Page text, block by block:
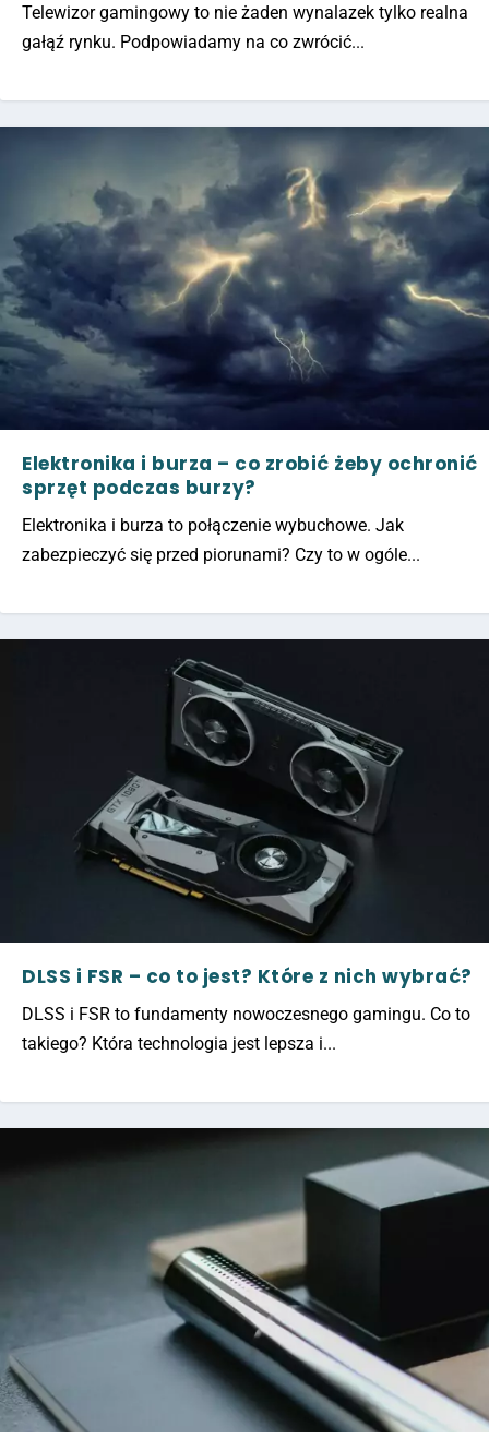
Telewizor gamingowy to nie żaden wynalazek tylko realna
gałąź rynku. Podpowiadamy na co zwrócić...
Elektronika i burza – co zrobić żeby ochronić
sprzęt podczas burzy?
Elektronika i burza to połączenie wybuchowe. Jak
zabezpieczyć się przed piorunami? Czy to w ogóle...
DLSS i FSR – co to jest? Które z nich wybrać?
DLSS i FSR to fundamenty nowoczesnego gamingu. Co to
takiego? Która technologia jest lepsza i...